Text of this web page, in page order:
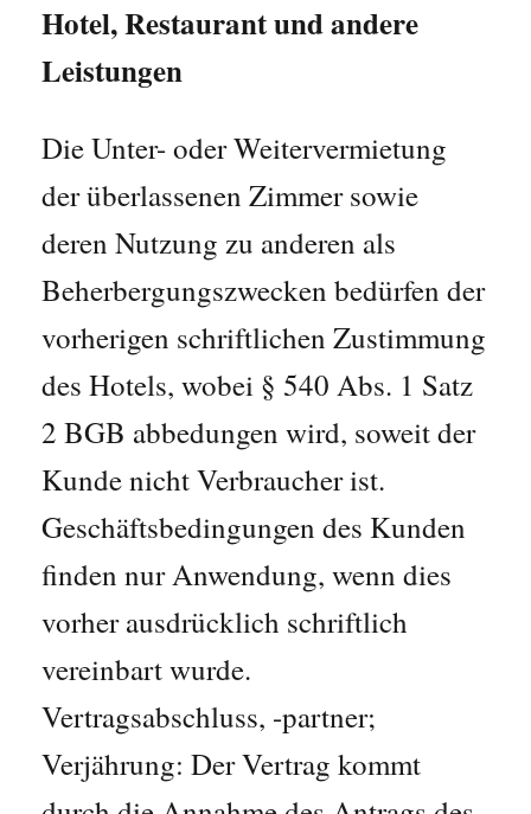
Hotel, Restaurant und andere
Leistungen
Die Unter- oder Weitervermietung
der überlassenen Zimmer sowie
deren Nutzung zu anderen als
Beherbergungszwecken bedürfen der
vorherigen schriftlichen Zustimmung
des Hotels, wobei § 540 Abs. 1 Satz
2 BGB abbedungen wird, soweit der
Kunde nicht Verbraucher ist.
Geschäftsbedingungen des Kunden
finden nur Anwendung, wenn dies
vorher ausdrücklich schriftlich
vereinbart wurde.
Vertragsabschluss, -partner;
Verjährung: Der Vertrag kommt